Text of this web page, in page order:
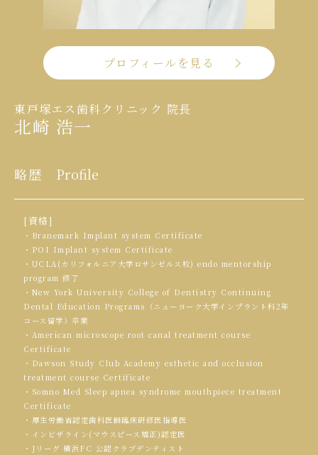
プロフィールを見る
東戸塚エス歯科クリニック 院長
北崎 浩一
略歴 Profile
[資格]
・Branemark Implant system Certificate
・POI Implant system Certificate
・UCLA(カリフォルニア大学ロサンゼルス校) endo mentorship
program 修了
・New York University College of Dentistry Continuing
Dental Education Programs（ニューヨーク大学インプラント科2年
コース留学）卒業
・American microscope root canal treatment course
Certificate
・Dawson Study Club Academy esthetic and occlusion
treatment course Certificate
・Somno Med Sleep apnea syndrome mouthpiece treatment
Certificate
・厚生労働省認定歯科医師臨床研修医指導医
・インビザライン(マウスピース矯正)認定医
・Jリーグ 横浜FC 公認クラブデンティスト